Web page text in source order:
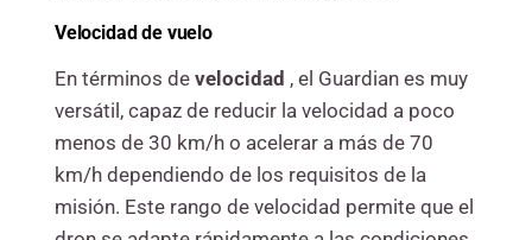
Velocidad de vuelo
En términos de velocidad , el Guardian es muy
versátil, capaz de reducir la velocidad a poco
menos de 30 km/h o acelerar a más de 70
km/h dependiendo de los requisitos de la
misión. Este rango de velocidad permite que el